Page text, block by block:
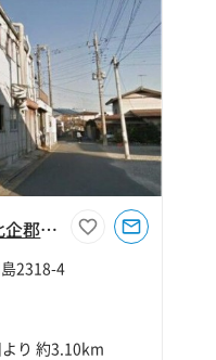
【埼玉県比企郡嵐山町】比企郡嵐山町大字川島174坪倉庫
2318-4
り 約3.10km